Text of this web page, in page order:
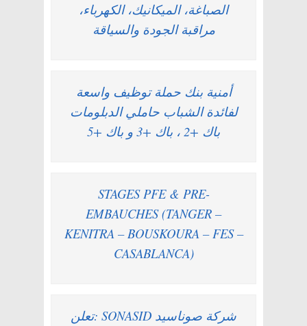
الصباغة، الميكانيك، الكهرباء،
مراقبة الجودة والسياقة
أمنية بنك حملة توظيف واسعة
لفائدة الشباب حاملي الدبلومات
باك +2 ، باك +3 و باك +5
STAGES PFE & PRE-
EMBAUCHES (TANGER –
KENITRA – BOUSKOURA – FES –
CASABLANCA)
شركة صوناسيد SONASID :تعلن